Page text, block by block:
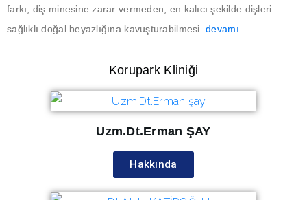
farkı, diş minesine zarar vermeden, en kalıcı şekilde dişleri
sağlıklı doğal beyazlığına kavuşturabilmesi.devamı…
Korupark Kliniği
Uzm.Dt.Erman ŞAY
Hakkında